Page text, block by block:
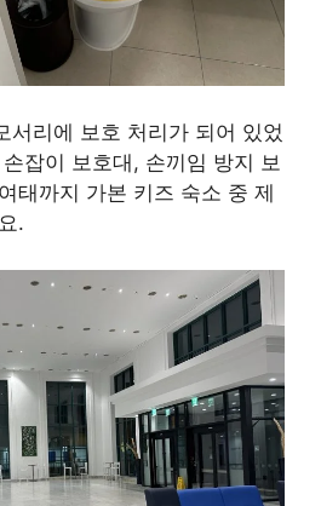
서리에 보호 처리가 되어 있었
잡이 보호대, 손끼임 방지 보
태까지 가본 키즈 숙소 중 제
.